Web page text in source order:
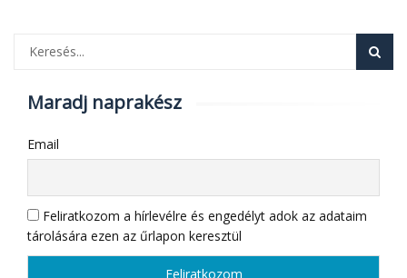
Maradj naprakész
Email
Feliratkozom a hírlevélre és engedélyt adok az adataim
tárolására ezen az űrlapon keresztül